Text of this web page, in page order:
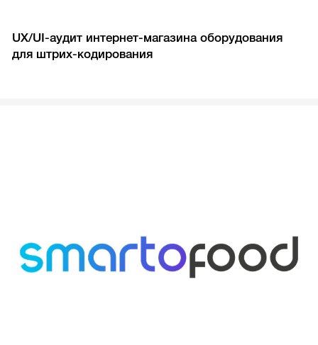
UX/UI-аудит интернет-магазина оборудования
для штрих-кодирования